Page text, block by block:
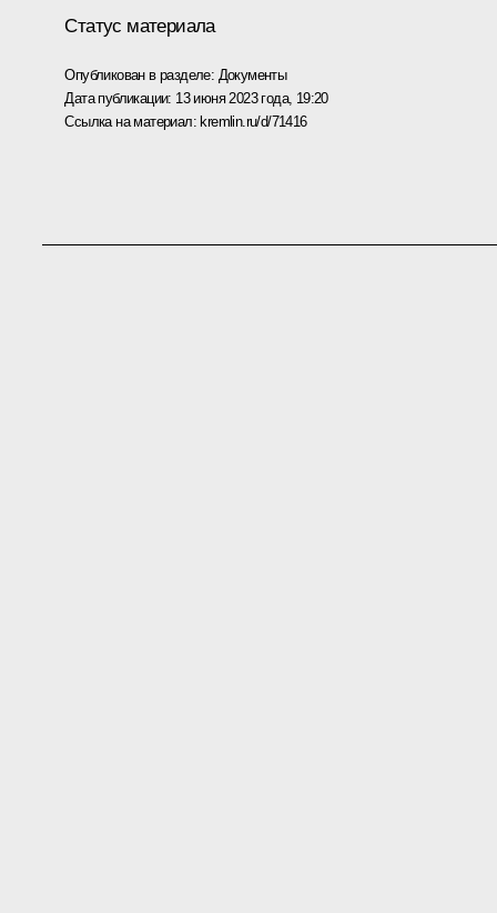
Статус материала
Опубликован в разделе: Документы
Дата публикации: 13 июня 2023 года, 19:20
Ссылка на материал: kremlin.ru/d/71416